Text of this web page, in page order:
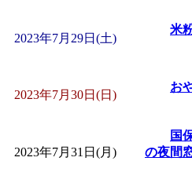
2023年7月29日(土)
米
2023年7月30日(日)
お
2023年7月31日(月)
国
の夜間